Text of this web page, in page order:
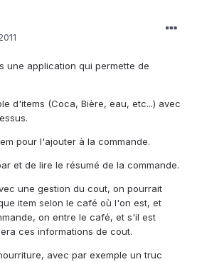
une application qui permette de
d'items (Coca, Bière, eau, etc...) avec
pour l'ajouter à la commande.
et de lire le résumé de la commande.
une gestion du cout, on pourrait
item selon le café où l'on est, et
on entre le café, et s'il est
ces informations de cout.
avec par exemple un truc